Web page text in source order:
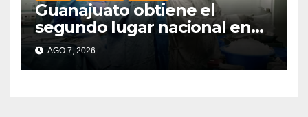
Guanajuato obtiene el
segundo lugar nacional en
procuración de órganos
AGO 7, 2026